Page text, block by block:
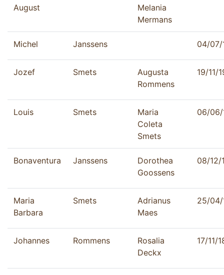
August
Melania
Mermans
Michel Janssens 04/07/
Jozef Smets
Augusta
Rommens
19/11/
Louis Smets
Maria
Coleta
Smets
06/06/
Bonaventura Janssens
Dorothea
Goossens
08/12/
Maria
Barbara
Smets
Adrianus
Maes
25/04/
Johannes Rommens
Rosalia
Deckx
17/11/